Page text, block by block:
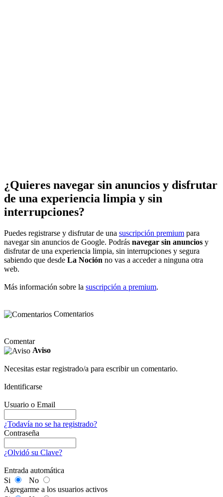
¿Quieres navegar sin anuncios y disfrutar
de una experiencia limpia y sin
interrupciones?
Puedes registrarse y disfrutar de una suscripción premium para
navegar sin anuncios de Google. Podrás navegar sin anuncios y
disfrutar de una experiencia limpia, sin interrupciones y segura
sabiendo que desde La Noción no vas a acceder a ninguna otra
web.
Más información sobre la suscripción a premium.
Comentarios
Comentar
Aviso
Necesitas estar registrado/a para escribir un comentario.
Identificarse
Usuario o Email
¿Todavía no se ha registrado?
Contraseña
¿Olvidó su Clave?
Entrada automática
Si
No
Agregarme a los usuarios activos